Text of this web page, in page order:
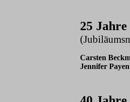
25
Carsten
Jennifer